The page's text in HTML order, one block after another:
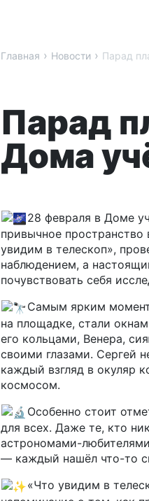
Главная › Новости › Парад
Парад
Дома
28 февраля в Доме
привычное
увидим в телескоп»,
наблюдением, а
почувствовать себя
Самым ярким
на площадке, стали
его кольцами, Венера,
своими глазами. Сергей
каждый взгляд в окуляр
космосом.
Особенно стоит
для всех. Даже те, кто
астрономами-
— каждый нашёл что-то
«Что увидим в